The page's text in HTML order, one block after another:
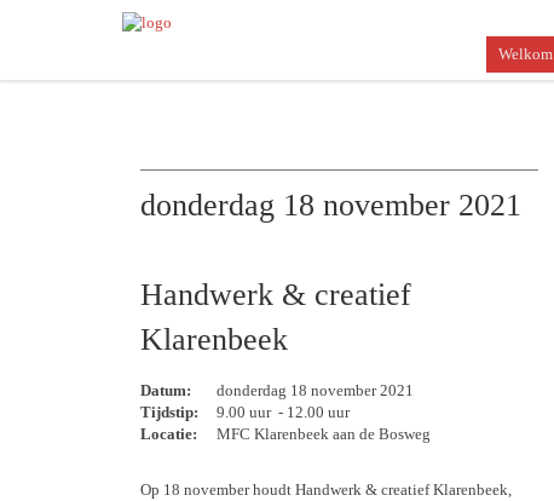
Welkom
donderdag 18 november 2021
Handwerk & creatief
Klarenbeek
Datum:
donderdag 18 november 2021
Tijdstip:
9.00 uur - 12.00 uur
Locatie:
MFC Klarenbeek aan de Bosweg
Op 18 november houdt Handwerk & creatief Klarenbeek,